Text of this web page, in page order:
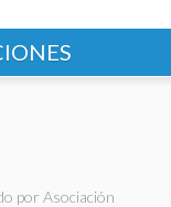
por Asociación